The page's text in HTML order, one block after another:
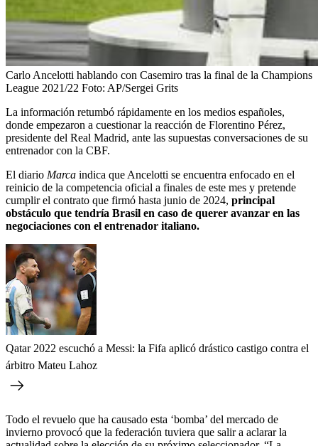
Carlo Ancelotti hablando con Casemiro tras la final de la Champions
League 2021/22 Foto: AP/Sergei Grits
La información retumbó rápidamente en los medios españoles,
donde empezaron a cuestionar la reacción de Florentino Pérez,
presidente del Real Madrid, ante las supuestas conversaciones de su
entrenador con la CBF.
El diario Marca indica que Ancelotti se encuentra enfocado en el
reinicio de la competencia oficial a finales de este mes y pretende
cumplir el contrato que firmó hasta junio de 2024, principal
obstáculo que tendría Brasil en caso de querer avanzar en las
negociaciones con el entrenador italiano.
Qatar 2022 escuchó a Messi: la Fifa aplicó drástico castigo contra el
árbitro Mateu Lahoz
Todo el revuelo que ha causado esta ‘bomba’ del mercado de
invierno provocó que la federación tuviera que salir a aclarar la